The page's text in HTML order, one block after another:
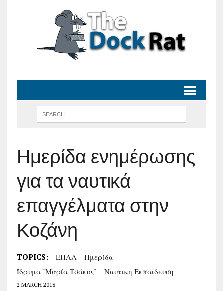
Ημερίδα ενημέρωσης
για τα ναυτικά
επαγγέλματα στην
Κοζάνη
TOPICS: ΕΠΑΛ
Ημερίδα
Ίδρυμα "Μαρία Τσάκος"
Ναυτικη Εκπαιδευση
2 MARCH 2018